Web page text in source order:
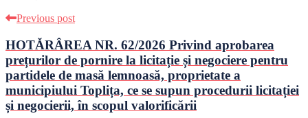
Previous post
HOTǍRÂREA NR. 62/2026 Privind aprobarea
prețurilor de pornire la licitație și negociere pentru
partidele de masă lemnoasă, proprietate a
municipiului Toplița, ce se supun procedurii licitației
și negocierii, în scopul valorificării